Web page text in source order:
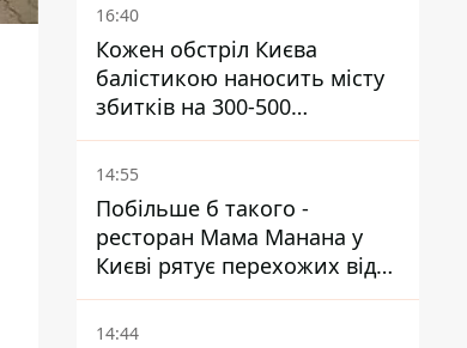
16:40
Кожен обстріл Києва
балістикою наносить місту
збитків на 300-500
мільйонів - Петро
Пантелеєв
14:55
Побільше б такого -
ресторан Мама Манана у
Києві рятує перехожих від
спеки
14:44